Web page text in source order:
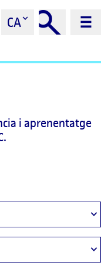
CA
i aprenentatge